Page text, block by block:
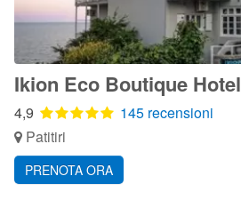
Ikion Eco Boutique Hotel
4,9
145 recensioni
Patitiri
PRENOTA ORA